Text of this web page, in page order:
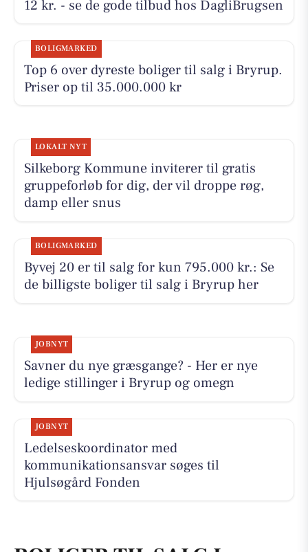
12 kr. - se de gode tilbud hos DagliBrugsen
BOLIGMARKED
Top 6 over dyreste boliger til salg i Bryrup.
Priser op til 35.000.000 kr
LOKALT NYT
Silkeborg Kommune inviterer til gratis
gruppeforløb for dig, der vil droppe røg,
damp eller snus
BOLIGMARKED
Byvej 20 er til salg for kun 795.000 kr.: Se
de billigste boliger til salg i Bryrup her
JOBNYT
Savner du nye græsgange? - Her er nye
ledige stillinger i Bryrup og omegn
JOBNYT
Ledelseskoordinator med
kommunikationsansvar søges til
Hjulsøgård Fonden